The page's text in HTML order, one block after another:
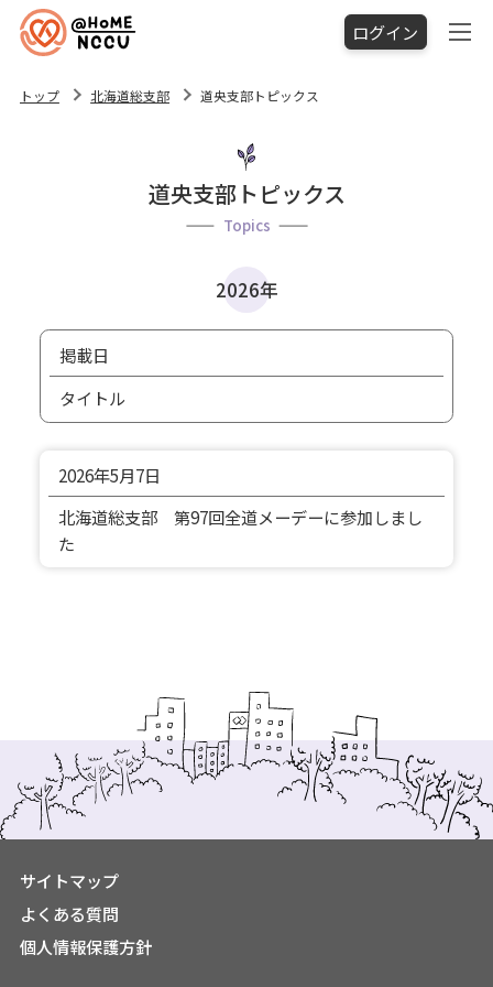
ログイン
トップ 北海道総支部 道央支部トピックス
道央支部トピックス
Topics
2026年
掲載日
タイトル
2026年5月7日
北海道総支部 第97回全道メーデーに参加しまし
た
サイトマップ
よくある質問
個人情報保護方針